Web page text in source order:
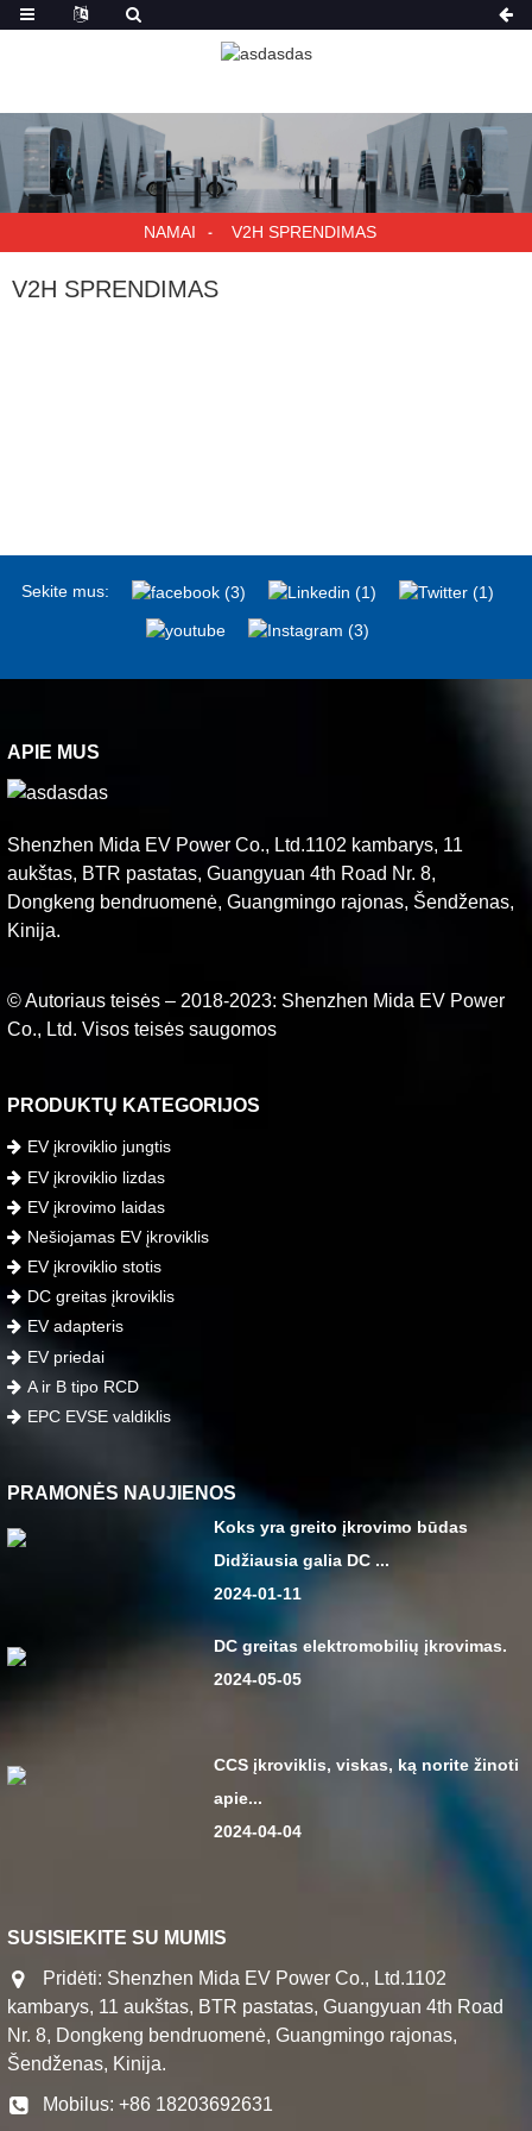
NAMAI V2H SPRENDIMAS
V2H SPRENDIMAS
Sekite mus:
APIE MUS
Shenzhen Mida EV Power Co., Ltd.1102 kambarys, 11
aukštas, BTR pastatas, Guangyuan 4th Road Nr. 8,
Dongkeng bendruomenė, Guangmingo rajonas, Šendženas,
Kinija.
© Autoriaus teisės – 2018-2023: Shenzhen Mida EV Power
Co., Ltd. Visos teisės saugomos
PRODUKTŲ KATEGORIJOS
EV įkroviklio jungtis
EV įkroviklio lizdas
EV įkrovimo laidas
Nešiojamas EV įkroviklis
EV įkroviklio stotis
DC greitas įkroviklis
EV adapteris
EV priedai
A ir B tipo RCD
EPC EVSE valdiklis
PRAMONĖS NAUJIENOS
Koks yra greito įkrovimo būdas
Didžiausia galia DC ...
2024-01-11
DC greitas elektromobilių įkrovimas.
2024-05-05
CCS įkroviklis, viskas, ką norite žinoti
apie...
2024-04-04
SUSISIEKITE SU MUMIS
Pridėti: Shenzhen Mida EV Power Co., Ltd.1102
kambarys, 11 aukštas, BTR pastatas, Guangyuan 4th Road
Nr. 8, Dongkeng bendruomenė, Guangmingo rajonas,
Šendženas, Kinija.
Mobilus: +86 18203692631